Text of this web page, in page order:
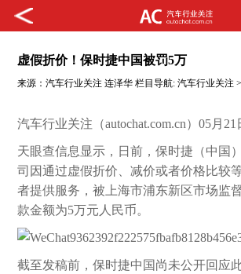
虚假折价！保时捷中国被罚5万
来源：汽车行业关注 连泽华 栏目导航:汽车行业关注 >
汽车行业关注（autochat.com.cn）05月
天眼查信息显示，日前，保时捷（中国
司因通过虚假折价、减价或者价格比较
者提供服务，被上海市浦东新区市场监
款金额为5万元人民币。
截至发稿前，保时捷中国尚未公开回应